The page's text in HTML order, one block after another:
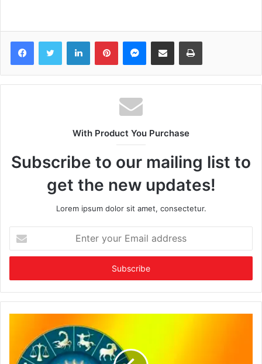
FacebookTwitter LinkedInPinterestMessenger
Share via Email Print
With Product You Purchase
Subscribe to our mailing list to
get the new updates!
Lorem ipsum dolor sit amet, consectetur.
your
Email